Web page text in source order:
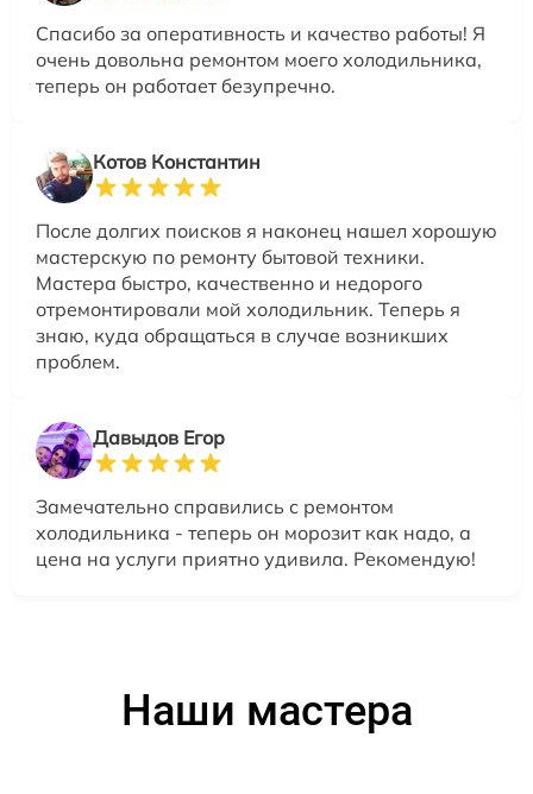
Спасибо за оперативность и качество работы! Я
очень довольна ремонтом моего холодильника,
теперь он работает безупречно.
Котов Константин
После долгих поисков я наконец нашел хорошую
мастерскую по ремонту бытовой техники.
Мастера быстро, качественно и недорого
отремонтировали мой холодильник. Теперь я
знаю, куда обращаться в случае возникших
проблем.
Давыдов Егор
Замечательно справились с ремонтом
холодильника - теперь он морозит как надо, а
цена на услуги приятно удивила. Рекомендую!
Наши мастера